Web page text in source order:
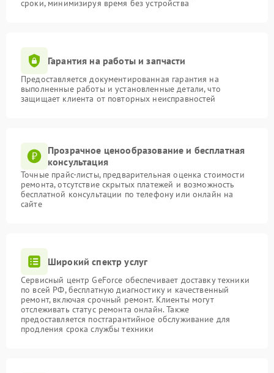
сроки, минимизируя время без устройства
Гарантия на работы и запчасти
Предоставляется документированная гарантия на
выполненные работы и установленные детали, что
защищает клиента от повторных неисправностей
Прозрачное ценообразование и бесплатная
консультация
Точные прайс-листы, предварительная оценка стоимости
ремонта, отсутствие скрытых платежей и возможность
бесплатной консультации по телефону или онлайн на
сайте
Широкий спектр услуг
Сервисный центр GeForce обеспечивает доставку техники
по всей РФ, бесплатную диагностику и качественный
ремонт, включая срочный ремонт. Клиенты могут
отслеживать статус ремонта онлайн. Также
предоставляется постгарантийное обслуживание для
продления срока службы техники